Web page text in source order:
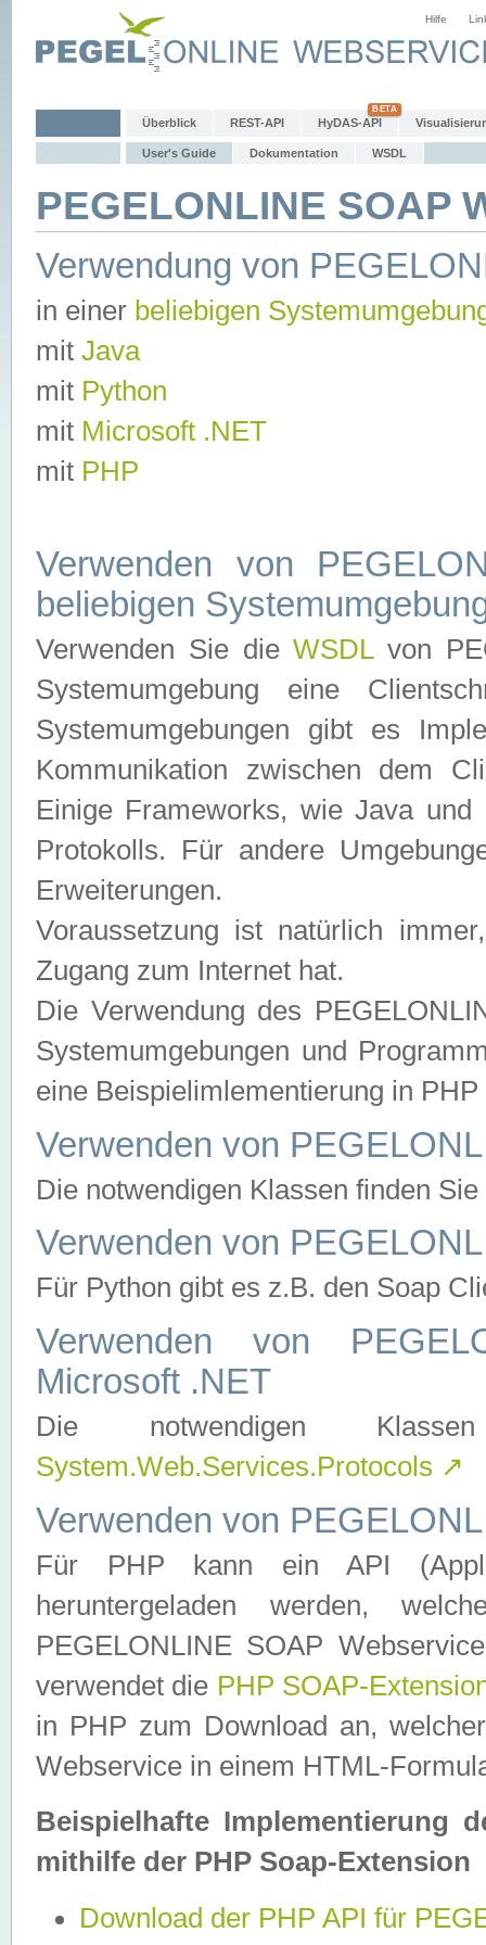
Hilfe
Überblick REST-API HyDAS-API
User's Guide Dokumentation WSDL
PEGELONLINE SOAP
Verwendung von
in einer beliebigen
mit Java
mit Python
mit Microsoft .NET
mit PHP
Verwenden von
beliebigen
Verwenden Sie dieWSDLvon
Systemumgebung eine
Systemumgebungen gibt es
Kommunikation zwischen dem
Einige Frameworks, wie Java
Protokolls. Für andere
Erweiterungen.
Voraussetzung ist natürlich
Zugang zum Internet hat.
Die Verwendung des
Systemumgebungen und
eine Beispielimlementierung in
Verwenden von
Die notwendigen Klassen finden
Verwenden von
Für Python gibt es z.B. den Soap
Verwenden von
Microsoft .NET
Die notwendigen
System.Web.Services.Protocols ↗
Verwenden von
Für PHP kann ein API
heruntergeladen werden,
PEGELONLINE SOAP
verwendet die PHP SOAP-
in PHP zum Download an,
Webservice in einem HTML-
Beispielhafte Implementierung
mithilfe der PHP Soap-Extension
Download der PHP API für